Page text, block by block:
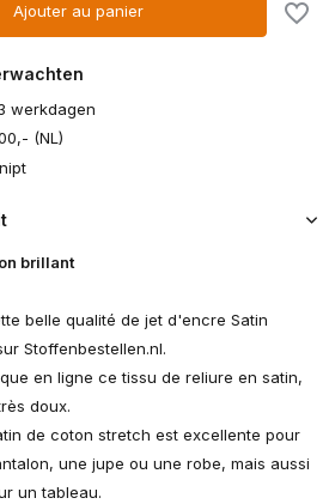
Ajouter au panier
werkdagen
(NL)
brillant
belle qualité de jet d'encre Satin
Stoffenbestellen.nl.
en ligne ce tissu de reliure en satin,
doux.
de coton stretch est excellente pour
une jupe ou une robe, mais aussi
un tableau.